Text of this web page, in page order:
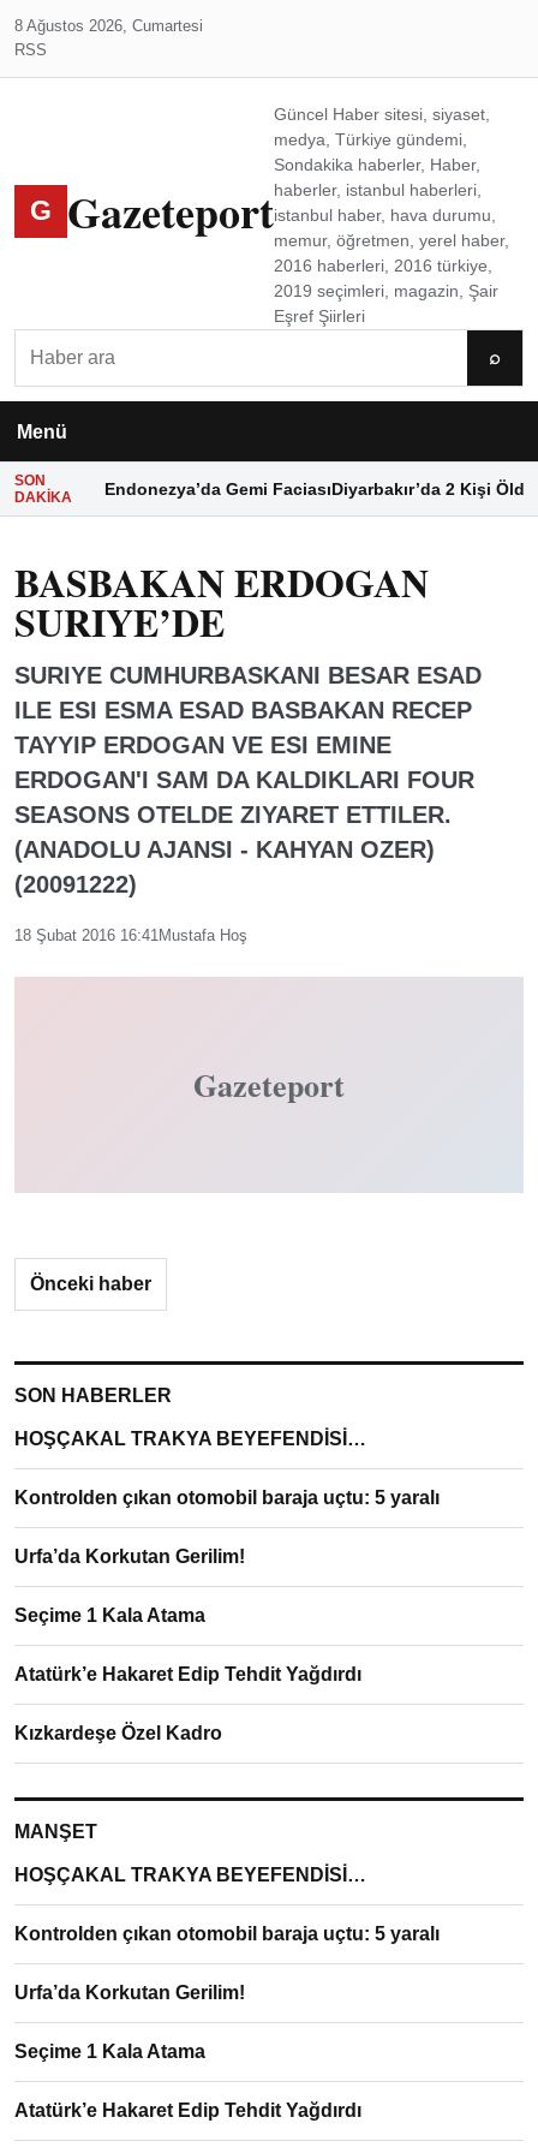
8 Ağustos 2026, Cumartesi
RSS
G Gazeteport
Güncel Haber sitesi, siyaset,
medya, Türkiye gündemi,
Sondakika haberler, Haber,
haberler, istanbul haberleri,
istanbul haber, hava durumu,
memur, öğretmen, yerel haber,
2016 haberleri, 2016 türkiye,
2019 seçimleri, magazin, Şair
Eşref Şiirleri
⌕
Menü
SON
DAKIKA
Endonezya’da Gemi FaciasıDiyarbakır’da 2 Kişi Öldü
BASBAKAN ERDOGAN
SURIYE’DE
SURIYE CUMHURBASKANI BESAR ESAD
ILE ESI ESMA ESAD BASBAKAN RECEP
TAYYIP ERDOGAN VE ESI EMINE
ERDOGAN'I SAM DA KALDIKLARI FOUR
SEASONS OTELDE ZIYARET ETTILER.
(ANADOLU AJANSI - KAHYAN OZER)
(20091222)
18 Şubat 2016 16:41Mustafa Hoş
Gazeteport
Önceki haber
SON HABERLER
HOŞÇAKAL TRAKYA BEYEFENDİSİ…
Kontrolden çıkan otomobil baraja uçtu: 5 yaralı
Urfa’da Korkutan Gerilim!
Seçime 1 Kala Atama
Atatürk’e Hakaret Edip Tehdit Yağdırdı
Kızkardeşe Özel Kadro
MANŞET
HOŞÇAKAL TRAKYA BEYEFENDİSİ…
Kontrolden çıkan otomobil baraja uçtu: 5 yaralı
Urfa’da Korkutan Gerilim!
Seçime 1 Kala Atama
Atatürk’e Hakaret Edip Tehdit Yağdırdı